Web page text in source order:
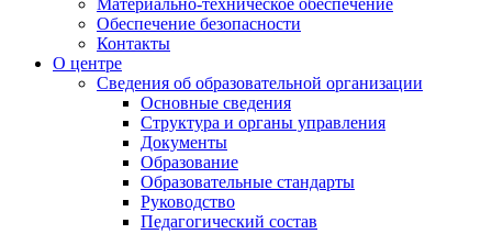
Обеспечение безопасности
Контакты
О центре
Сведения об образовательной организации
Основные сведения
Структура и органы управления
Документы
Образование
Образовательные стандарты
Руководство
Педагогический состав